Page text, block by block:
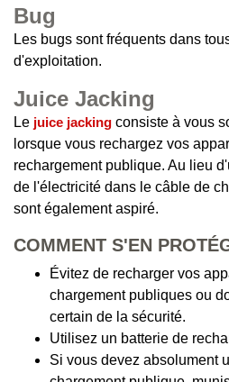
Bug
Les bugs sont fréquents dans
d'exploitation.
Juice Jacking
Le juice jacking consiste à vous
lorsque vous rechargez vos
rechargement publique. Au lieu
de l'électricité dans le câble de
sont également aspiré.
COMMENT S'EN
Évitez de recharger vos
chargement publiques ou
certain de la sécurité.
Utilisez un batterie de
Si vous devez absolument